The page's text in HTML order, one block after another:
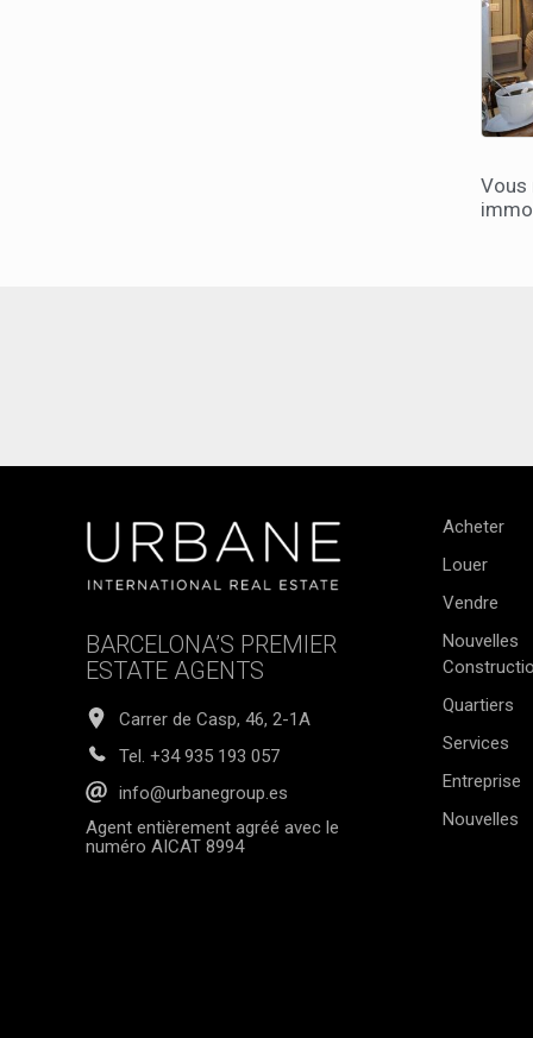
Vous
BARCELONA’S PREMIER
ESTATE AGENTS
Carrer de Casp, 46, 2-1A
Tel. +34 935 193 057
info@urbanegroup.es
Agent entièrement agréé avec le
numéro AICAT 8994
Acheter
Louer
Vendre
Nouvelles
Quartiers
Services
Entreprise
Nouvelles